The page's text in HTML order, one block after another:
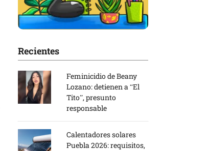
Recientes
Feminicidio de Beany
Lozano: detienen a “El
Tito”, presunto
responsable
Calentadores solares
Puebla 2026: requisitos,